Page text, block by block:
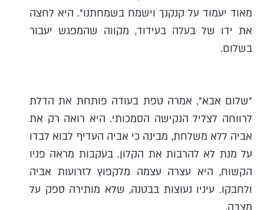
מאוד יעמוד על קנקנך וישמח בשמחתנו". היא לחצה
את ידו של בעלה בעידוד, מקווה שהמפגש יעבור
בשלום.
"שלום אבא", אמרה טפת בעודה פותחת את הדלת
לרווחה לצליל הנקישה הסמכותי. היא רואה רק את
אביה ללא משלחת, מבינה כי אביה העדיף לבוא לבדו
על מנת לא להרבות את הקלון. בעקבות מראה פניו
הקשוח, היא עצרה עצמה מלקפוץ לזרועות אביה
ולחבקו. עיניו נעוצות בבטנה, שלא מותירה ספק על
מצבה.